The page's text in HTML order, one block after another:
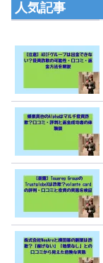
人気記事